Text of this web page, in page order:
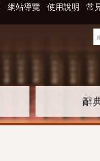
網站導覽 使用說明 常
辭